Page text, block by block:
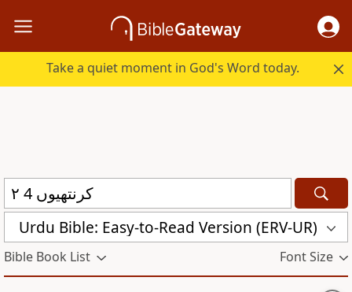
Take a quiet moment in God's Word today.
Urdu Bible: Easy-to-Read Version (ERV-UR)
Bible Book List Font Size